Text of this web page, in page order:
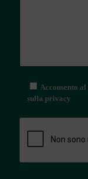
Acconsento
sulla privacy